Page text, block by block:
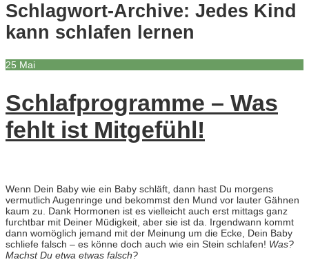
Schlagwort-Archive: Jedes Kind
kann schlafen lernen
25 Mai
Schlafprogramme – Was
fehlt ist Mitgefühl!
Wenn Dein Baby wie ein Baby schläft, dann hast Du morgens
vermutlich Augenringe und bekommst den Mund vor lauter Gähnen
kaum zu. Dank Hormonen ist es vielleicht auch erst mittags ganz
furchtbar mit Deiner Müdigkeit, aber sie ist da. Irgendwann kommt
dann womöglich jemand mit der Meinung um die Ecke, Dein Baby
schliefe falsch – es könne doch auch wie ein Stein schlafen! Was?
Machst Du etwa etwas falsch?